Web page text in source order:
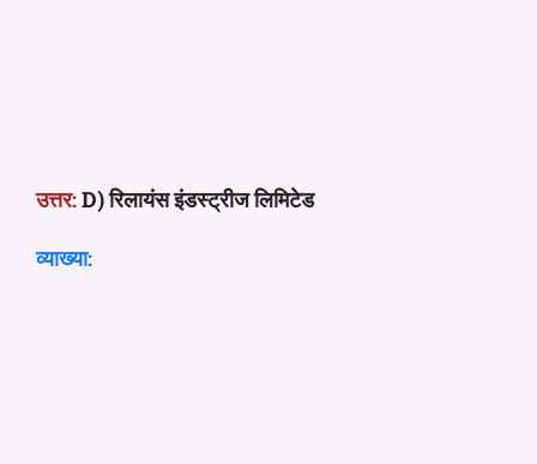
उत्तर:D) रिलायंस इंडस्ट्रीज लिमिटेड
व्याख्या: